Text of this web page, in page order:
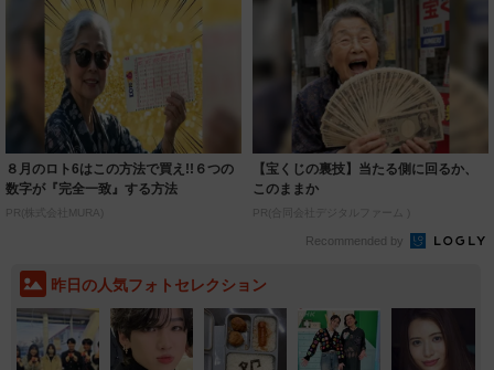
８月のロト6はこの方法で買え!!６つの
数字が『完全一致』する方法
PR(株式会社MURA)
【宝くじの裏技】当たる側に回るか、
このままか
PR(合同会社デジタルファーム )
Recommended by
昨日の人気フォトセレクション